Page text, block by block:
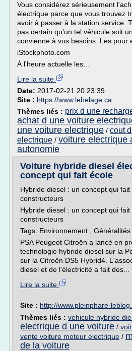
Vous considérez sérieusement
électrique parce que vous trouvez
avoir à passer à la station service.
pas certain qu'un tel véhicule soit
convienne à vos besoins. Les pour
iStockphoto.com
À l'heure actuelle les...
Lire la suite
Date: 2017-02-21 20:23:39
Site : https://www.lebelage.ca
Thèmes liés : prix d une
achat d une voiture
une voiture electrique / cout
electrique / voiture electrique
autonomie
Voiture hybride diesel
concept qui fait école
Hybride diesel : un concept qui
constructeurs
Hybride diesel : un concept qui
constructeurs
Tags: Environnement ,
PSA Peugeot Citroën a lancé en
technologie hybride diesel sur la
sur la Citroën DS5 Hybrid4.
diesel et de l'électricité a fait des...
Lire la suite
Site : http://www.pleinphare-
Thèmes liés : vehicule hybride
electrique d une voiture /
vente voiture moteur electrique /
de la voiture